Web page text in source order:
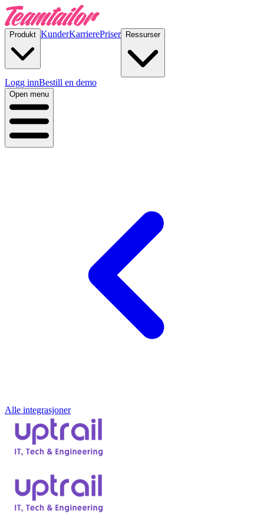
Produkt KunderKarrierePriser Ressurser
Logg innBestill en demo
Open menu
Alle integrasjoner